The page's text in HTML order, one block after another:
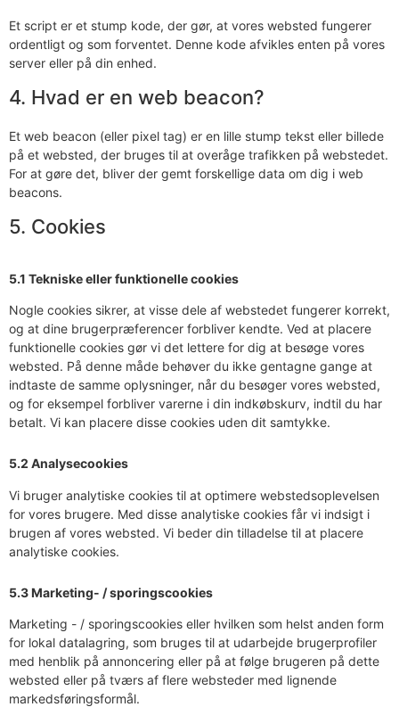
Et script er et stump kode, der gør, at vores websted fungerer
ordentligt og som forventet. Denne kode afvikles enten på vores
server eller på din enhed.
4. Hvad er en web beacon?
Et web beacon (eller pixel tag) er en lille stump tekst eller billede
på et websted, der bruges til at overåge trafikken på webstedet.
For at gøre det, bliver der gemt forskellige data om dig i web
beacons.
5. Cookies
5.1 Tekniske eller funktionelle cookies
Nogle cookies sikrer, at visse dele af webstedet fungerer korrekt,
og at dine brugerpræferencer forbliver kendte. Ved at placere
funktionelle cookies gør vi det lettere for dig at besøge vores
websted. På denne måde behøver du ikke gentagne gange at
indtaste de samme oplysninger, når du besøger vores websted,
og for eksempel forbliver varerne i din indkøbskurv, indtil du har
betalt. Vi kan placere disse cookies uden dit samtykke.
5.2 Analysecookies
Vi bruger analytiske cookies til at optimere webstedsoplevelsen
for vores brugere. Med disse analytiske cookies får vi indsigt i
brugen af ​​vores websted. Vi beder din tilladelse til at placere
analytiske cookies.
5.3 Marketing- / sporingscookies
Marketing - / sporingscookies eller hvilken som helst anden form
for lokal datalagring, som bruges til at udarbejde brugerprofiler
med henblik på annoncering eller på at følge brugeren på dette
websted eller på tværs af flere websteder med lignende
markedsføringsformål.